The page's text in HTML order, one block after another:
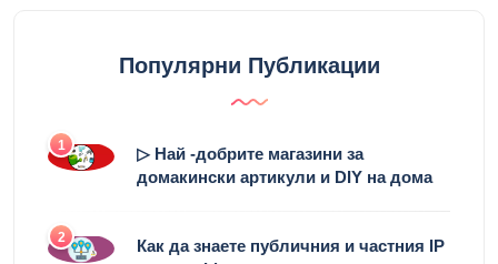
Популярни Публикации
1
▷ Най -добрите магазини за
домакински артикули и DIY на дома
2
Как да знаете публичния и частния IP